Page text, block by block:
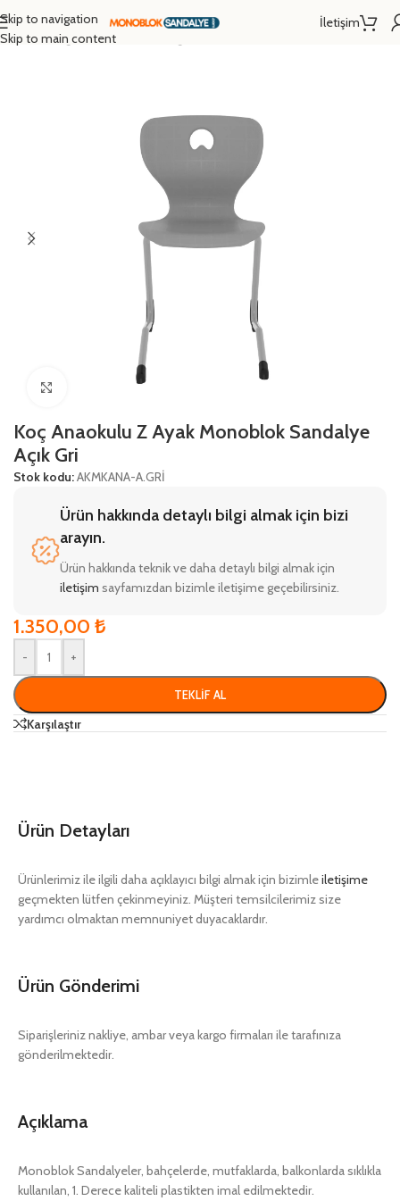
Skip to navigation
Skip to main content
İletişim
Ana Sayfa/Eğitim Donanımları
Click to enlarge
Koç Anaokulu Z Ayak Monoblok Sandalye
Açık Gri
Stok kodu:AKMKANA-A.GRİ
Ürün hakkında detaylı bilgi almak için bizi
arayın.
Ürün hakkında teknik ve daha detaylı bilgi almak için
iletişim sayfamızdan bizimle iletişime geçebilirsiniz.
1.350,00 ₺
- +
TEKLIF AL
Karşılaştır
Ürün Detayları
Ürünlerimiz ile ilgili daha açıklayıcı bilgi almak için bizimleiletişime
geçmekten lütfen çekinmeyiniz. Müşteri temsilcilerimiz size
yardımcı olmaktan memnuniyet duyacaklardır.
Ürün Gönderimi
Siparişleriniz nakliye, ambar veya kargo firmaları ile tarafınıza
gönderilmektedir.
Açıklama
Monoblok Sandalyeler, bahçelerde, mutfaklarda, balkonlarda sıklıkla
kullanılan, 1. Derece kaliteli plastikten imal edilmektedir.